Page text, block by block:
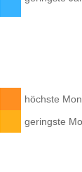
höchste
geringste